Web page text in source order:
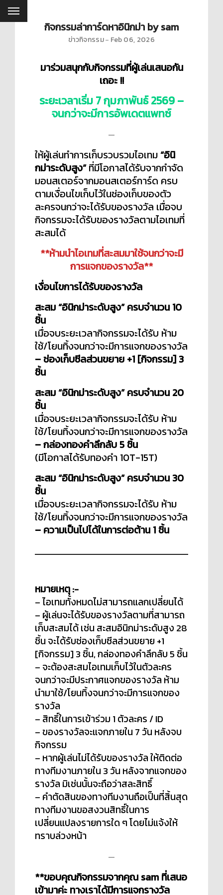
กิจกรรมล่าการ์ดหาอินิกม่า by sam
ข่าวกิจกรรม Feb 06, 2026
มาร่วมสนุกกับกิจกรรมที่ผู้เล่นเสนอกัน
เถอะ !!
ระยะเวลาเริ่ม 7 กุมภาพันธ์ 2569 –
จนกว่าจะมีการอัพเดตแพทซ์
—
ให้ผู้เล่นทำการเก็บรวบรวมไอเทม“อินิ
กม่าระดับสูง”ที่มีโอกาสได้รับจากกำจัด
มอนสเตอร์จากมอนสเตอร์การ์ด ครบ
ตามเงื่อนไขเก็บไว้ในช่องเก็บของตัว
ละครจนกว่าจะได้รับของรางวัล เมื่อจบ
กิจกรรมจะได้รับของรางวัลตามไอเทมที่
สะสมได้
**ห้ามนำไอเทมที่สะสมมาใช้จนกว่าจะมี
การแจกของรางวัล**
เงื่อนไขการได้รับของรางวัล
สะสม “อินิกม่าระดับสูง” ครบจำนวน 10
ชิ้น
เมื่อจบระยะเวลากิจกรรมจะได้รับ ห้าม
ใช้/โยนทิ้งจนกว่าจะมีการแจกของรางวัล
– ช่องเก็บซีลส่วนขยาย +1 [กิจกรรม] 3
ชิ้น
สะสม “อินิกม่าระดับสูง” ครบจำนวน 20
ชิ้น
เมื่อจบระยะเวลากิจกรรมจะได้รับ ห้าม
ใช้/โยนทิ้งจนกว่าจะมีการแจกของรางวัล
– กล่องทองคำลึกลับ 5 ชิ้น
(มีโอกาสได้รับทองคำ 10T-15T)
สะสม “อินิกม่าระดับสูง” ครบจำนวน 30
ชิ้น
เมื่อจบระยะเวลากิจกรรมจะได้รับ ห้าม
ใช้/โยนทิ้งจนกว่าจะมีการแจกของรางวัล
– ความเป็นไปได้ในการต่อต้าน 1 ชิ้น
หมายเหตุ :-
– ไอเทมทั้งหมดไม่สามารถแลกเปลี่ยนได้
– ผู้เล่นจะได้รับของรางวัลตามที่สามารถ
เก็บสะสมได้ เช่น สะสมอินิกม่าระดับสูง 28
ชิ้น จะได้รับช่องเก็บซีลส่วนขยาย +1
[กิจกรรม] 3 ชิ้น, กล่องทองคำลึกลับ 5 ชิ้น
– จะต้องสะสมไอเทมเก็บไว้ในตัวละคร
จนกว่าจะมีประกาศแจกของรางวัล ห้าม
นำมาใช้/โยนทิ้งจนกว่าจะมีการแจกของ
รางวัล
– สิทธิ์ในการเข้าร่วม 1 ตัวละคร / ID
– ของรางวัลจะแจกภายใน 7 วัน หลังจบ
กิจกรรม
– หากผู้เล่นไม่ได้รับของรางวัล ให้ติดต่อ
ทางทีมงานภายใน 3 วัน หลังจากแจกของ
รางวัล มิเช่นนั้นจะถือว่าสละสิทธิ์
– คำตัดสินของทางทีมงานถือเป็นที่สิ้นสุด
ทางทีมงานขอสงวนสิทธิ์ในการ
เปลี่ยนแปลงรายการใด ๆ โดยไม่แจ้งให้
ทราบล่วงหน้า
—
**ขอบคุณกิจกรรมจากคุณ sam ที่เสนอ
เข้ามาค่ะ ทางเราได้มีการแจกรางวัล